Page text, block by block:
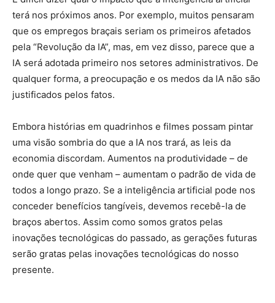
terá nos próximos anos. Por exemplo, muitos pensaram
que os empregos braçais seriam os primeiros afetados
pela “Revolução da IA”, mas, em vez disso, parece que a
IA será adotada primeiro nos setores administrativos. De
qualquer forma, a preocupação e os medos da IA não são
justificados pelos fatos.
Embora histórias em quadrinhos e filmes possam pintar
uma visão sombria do que a IA nos trará, as leis da
economia discordam. Aumentos na produtividade – de
onde quer que venham – aumentam o padrão de vida de
todos a longo prazo. Se a inteligência artificial pode nos
conceder benefícios tangíveis, devemos recebê-la de
braços abertos. Assim como somos gratos pelas
inovações tecnológicas do passado, as gerações futuras
serão gratas pelas inovações tecnológicas do nosso
presente.